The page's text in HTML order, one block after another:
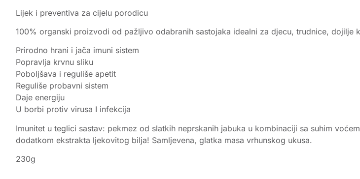
Lijek i preventiva za cijelu porodicu
100% organski proizvodi od pažljivo odabranih sastojaka idealni za djecu, trudnice, dojilje
Prirodno hrani i jača imuni sistem
Popravlja krvnu sliku
Poboljšava i reguliše apetit
Reguliše probavni sistem
Daje energiju
U borbi protiv virusa I infekcija
Imunitet u teglici sastav: pekmez od slatkih neprskanih jabuka u kombinaciji sa suhim
dodatkom ekstrakta ljekovitog bilja! Samljevena, glatka masa vrhunskog ukusa.
230g